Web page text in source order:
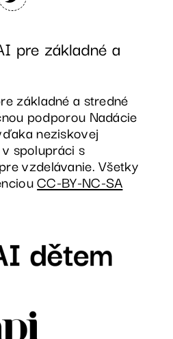
pre základné a
základné a stredné
podporou Nadácie
neziskovej
spolupráci s
vzdelávanie. Všetky
CC-BY-NC-SA